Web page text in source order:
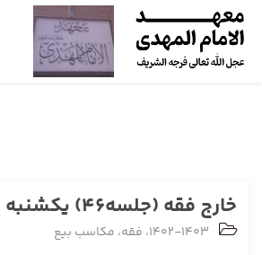
خارج فقه (جلسه46) یکشنبه 1402/11/15
1402-1403، فقه، مکاسب بیع